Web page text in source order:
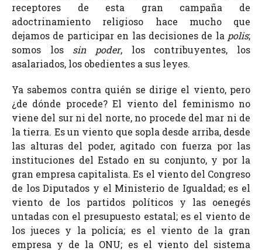
receptores de esta gran campaña de
adoctrinamiento religioso hace mucho que
dejamos de participar en las decisiones de la polis;
somos los sin poder, los contribuyentes, los
asalariados, los obedientes a sus leyes.
Ya sabemos contra quién se dirige el viento, pero
¿de dónde procede? El viento del feminismo no
viene del sur ni del norte, no procede del mar ni de
la tierra. Es un viento que sopla desde arriba, desde
las alturas del poder, agitado con fuerza por las
instituciones del Estado en su conjunto, y por la
gran empresa capitalista. Es el viento del Congreso
de los Diputados y el Ministerio de Igualdad; es el
viento de los partidos políticos y las oenegés
untadas con el presupuesto estatal; es el viento de
los jueces y la policía; es el viento de la gran
empresa y de la ONU; es el viento del sistema